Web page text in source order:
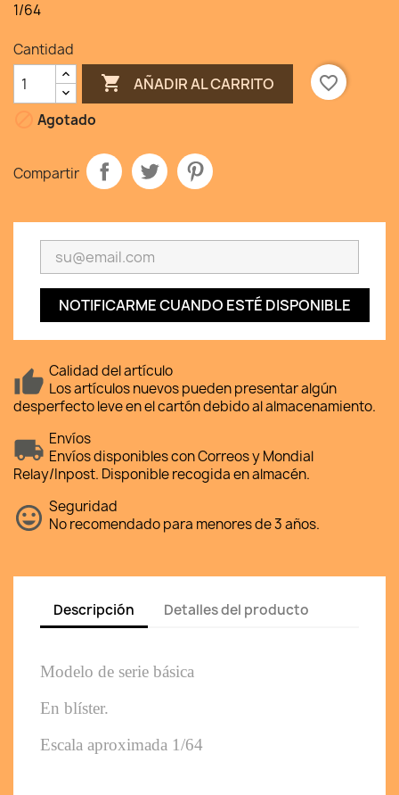
1/64
Cantidad
 AÑADIR AL CARRITO
favorite_border
Agotado
Compartir
NOTIFICARME CUANDO ESTÉ DISPONIBLE
Calidad del artículo
Los artículos nuevos pueden presentar algún
desperfecto leve en el cartón debido al almacenamiento.
Envíos
Envíos disponibles con Correos y Mondial
Relay/Inpost. Disponible recogida en almacén.
Seguridad
No recomendado para menores de 3 años.
Descripción Detalles del producto
Modelo de serie básica
En blíster.
Escala aproximada 1/64